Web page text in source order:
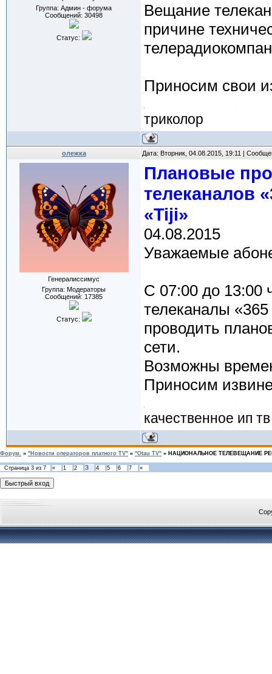
Группа: Админ - форума
Сообщений: 30498
Статус:
Вещание
причине
Приносим свои
триколор
олежка Дата: Вторник, 04.08.2015, 19:11 |
Генералиссимус
Группа: Модераторы
Сообщений: 17385
Статус:
Плановые
телеканалов
«Tiji»
04.08.2015
Уважаемые
С 07:00 до 13:00
телеканалы
проводить
сети.
Возможны
Приносим
качественное ип
Форум. » "Новости операторов платного TV" » "Otau TV" » НАЦИОНАЛЬНОЕ ТЕЛЕВЕЩАНИЕ
Страница 3 из 7 « 1 2 3 4 5 6 7 »